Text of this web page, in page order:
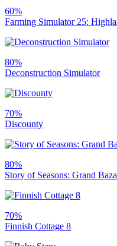
60%
Farming Simulator 25:
80%
Deconstruction Simulator
70%
Discounty
80%
Story of Seasons: Grand
70%
Finnish Cottage 8